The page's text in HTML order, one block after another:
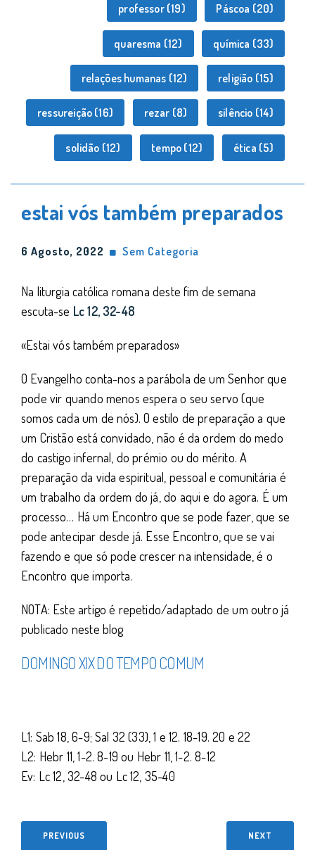
professor(19) Páscoa (20)
quaresma (12) química (33)
relações humanas (12) religião (15)
ressureição (16) rezar (8) silêncio (14)
solidão (12) tempo (12) ética (5)
estai vós também preparados
6 Agosto, 2022 Sem Categoria
Na liturgia católica romana deste fim de semana
escuta-se Lc 12, 32-48
«Estai vós também preparados»
O Evangelho conta-nos a parábola de um Senhor que
pode vir quando menos espera o seu servo (que
somos cada um de nós). O estilo de preparação a que
um Cristão está convidado, não é da ordem do medo
do castigo infernal, do prémio ou do mérito. A
preparação da vida espiritual, pessoal e comunitária é
um trabalho da ordem do já, do aqui e do agora. É um
processo… Há um Encontro que se pode fazer, que se
pode antecipar desde já. Esse Encontro, que se vai
fazendo e que só pode crescer na intensidade, é o
Encontro que importa.
NOTA: Este artigo é repetido/adaptado de um outro já
publicado neste blog
DOMINGO XIX DO TEMPO COMUM
L1: Sab 18, 6-9; Sal 32 (33), 1 e 12. 18-19. 20 e 22
L2: Hebr 11, 1-2. 8-19 ou Hebr 11, 1-2. 8-12
Ev: Lc 12, 32-48 ou Lc 12, 35-40
PREVIOUS NEXT